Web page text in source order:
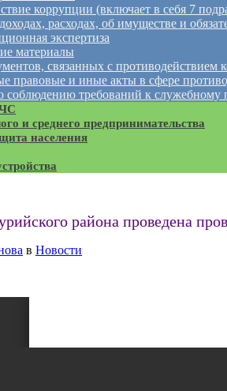
коррупции (включает в себя 7
расходах, об имуществе и
экспертиза
материалы
связанных с противодействием
правовые и иные акты в сфере
соблюдению требований к служебному
и среднего предпринимательства
населения
района проведена
в Новости